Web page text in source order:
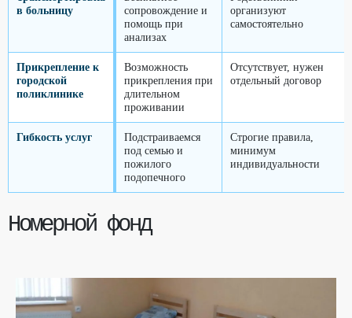
в больницу
сопровождение и
помощь при
анализах
организуют
самостоятельно
Прикрепление к
городской
поликлинике
Возможность
прикрепления при
длительном
проживании
Отсутствует, нужен
отдельный договор
Гибкость услуг
Подстраиваемся
под семью и
пожилого
подопечного
Строгие правила,
минимум
индивидуальности
Номерной фонд